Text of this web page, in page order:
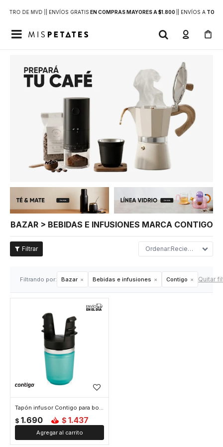
DE MVD | | ENVÍOS GRATIS EN COMPRAS MAYORES A $1.800 | ENVÍOS ATODO

BAZAR > BEBIDAS E INFUSIONES MARCA CONTIGO
Recientes
Filtrando por: Bazar Bebidas e infusiones Contigo Quitar
Tapón infusor Contigo para botella modelo West Loop
$ 1.690 $ 1.437